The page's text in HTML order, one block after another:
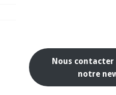
Nous contacter
notre